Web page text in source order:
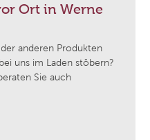
Ort in Werne
anderen Produkten
uns im Laden stöbern?
Sie auch